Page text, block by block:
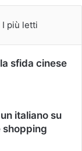
I più letti
sfida cinese
italiano su
shopping